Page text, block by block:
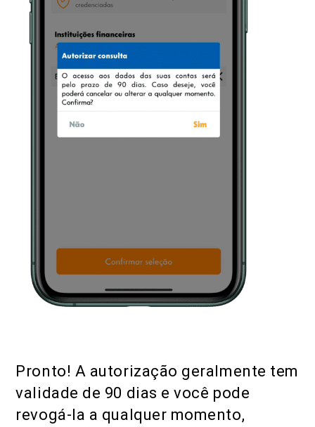
Pronto! A autorização geralmente tem
validade de 90 dias e você pode
revogá-la a qualquer momento,